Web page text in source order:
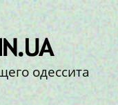
одессита